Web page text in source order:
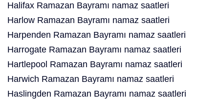
Halifax Ramazan Bayramı namaz saatleri
Harlow Ramazan Bayramı namaz saatleri
Harpenden Ramazan Bayramı namaz saatleri
Harrogate Ramazan Bayramı namaz saatleri
Hartlepool Ramazan Bayramı namaz saatleri
Harwich Ramazan Bayramı namaz saatleri
Haslingden Ramazan Bayramı namaz saatleri